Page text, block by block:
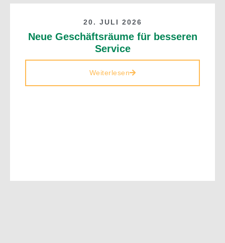
20. JULI 2026
Neue Geschäftsräume für besseren
Service
Weiterlesen